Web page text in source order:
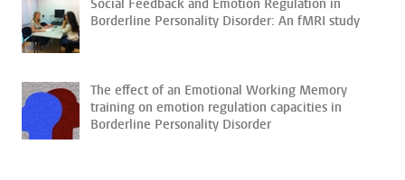
Social Feedback and Emotion Regulation in
Borderline Personality Disorder: An fMRI study
The effect of an Emotional Working Memory
training on emotion regulation capacities in
Borderline Personality Disorder